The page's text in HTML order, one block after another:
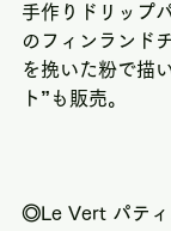
手作りドリップ
のフィンランド
を挽いた粉で描
ト”も販売。
◎Le Vert パティ